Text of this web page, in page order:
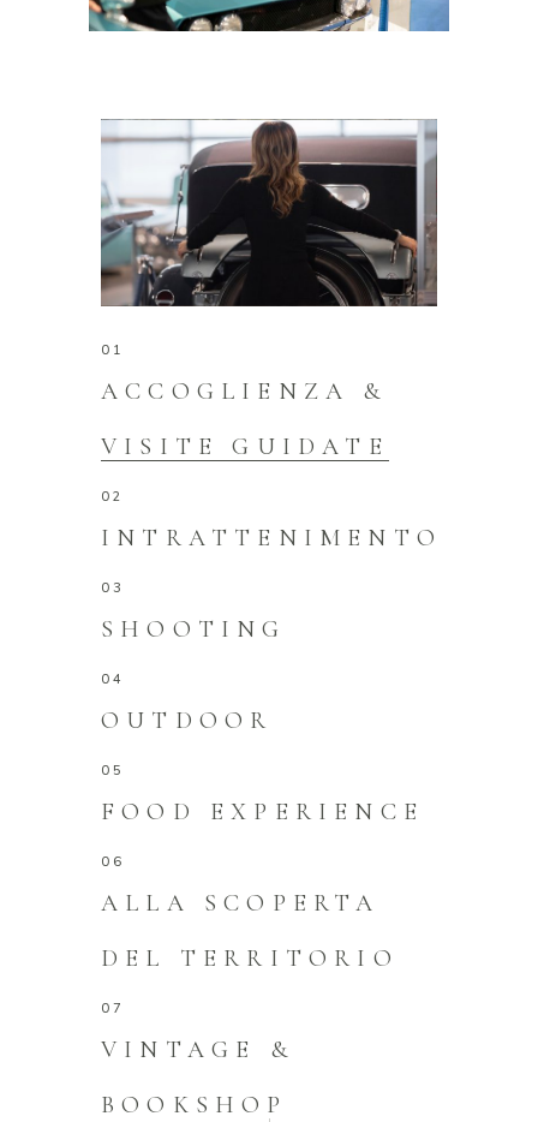
ACCOGLIENZA &
VISITE GUIDATE
INTRATTENIMENTO
SHOOTING
OUTDOOR
FOOD EXPERIENCE
ALLA SCOPERTA
DEL TERRITORIO
VINTAGE &
BOOKSHOP